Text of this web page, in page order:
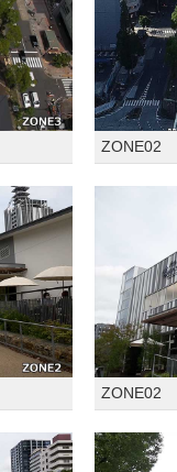
ZONE02
ZONE02